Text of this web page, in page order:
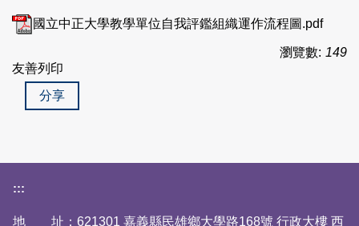
國立中正大學教學單位自我評鑑組織運作流程圖.pdf
瀏覽數: 149
友善列印
分享
:::
地 址：621301 嘉義縣民雄鄉大學路168號 行政大樓 西